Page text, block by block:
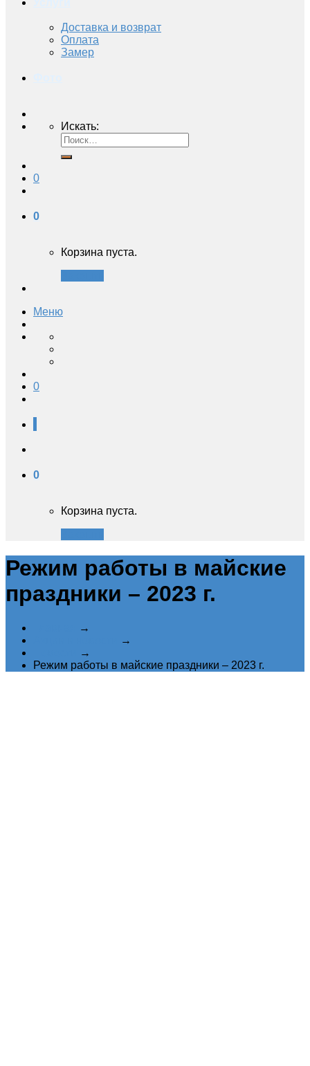
Доставка и возврат
Оплата
Замер
Искать:
0
0
Корзина пуста.
Меню
0
0
Корзина пуста.
Режим работы в майские
праздники – 2023 г.
→
→
→
Режим работы в майские праздники – 2023 г.